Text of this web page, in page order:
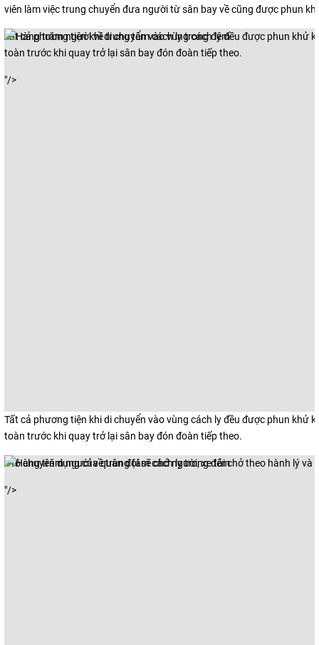
viên làm việc trung chuyển đưa người từ sân bay về cũng được phun
Tất cả phương tiện khi di chuyển vào vùng cách ly đều được phun khử
toàn trước khi quay trở lại sân bay đón đoàn tiếp theo.
"/>
Tất cả phương tiện khi di chuyển vào vùng cách ly đều được phun khử
toàn trước khi quay trở lại sân bay đón đoàn tiếp theo.
Ôtô chuyên dụng của quân đội sẽ chở người, xe tải chở theo hành lý và
"/>